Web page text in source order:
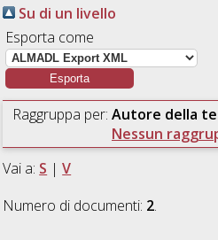
Su di un livello
Esporta come
Raggruppa per: Autore della
Nessun
Vai a: S |V
Numero di documenti: 2.